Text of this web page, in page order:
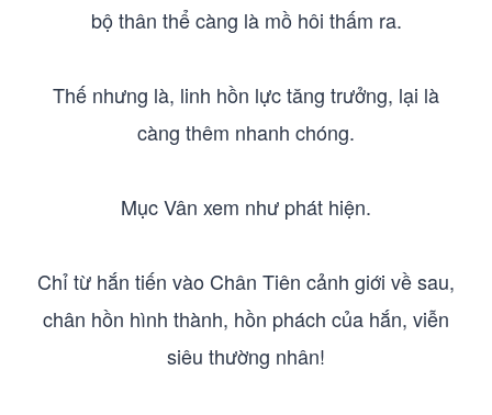
bộ thân thể càng là mồ hôi thấm ra.
Thế nhưng là, linh hồn lực tăng trưởng, lại là
càng thêm nhanh chóng.
Mục Vân xem như phát hiện.
Chỉ từ hắn tiến vào Chân Tiên cảnh giới về sau,
chân hồn hình thành, hồn phách của hắn, viễn
siêu thường nhân!